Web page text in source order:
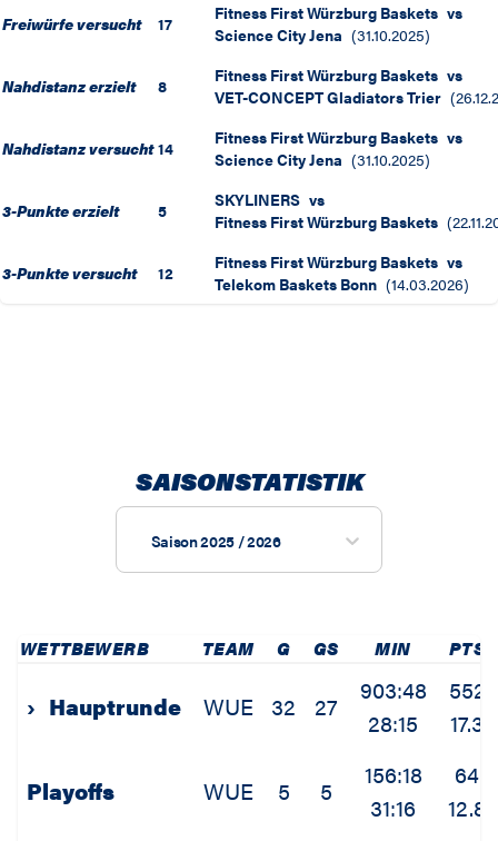
Freiwürfe versucht 17 Fitness First Würzburg Baskets vs
Science City Jena (31.10.2025)
Nahdistanz erzielt 8 Fitness First Würzburg Baskets vs
VET-CONCEPT Gladiators Trier (
Nahdistanz versucht 14 Fitness First Würzburg Baskets vs
Science City Jena (31.10.2025)
3-Punkte erzielt 5 SKYLINERS vs
Fitness First Würzburg Baskets (
3-Punkte versucht 12 Fitness First Würzburg Baskets vs
Telekom Baskets Bonn (14.03.2026)
SAISONSTATISTIK
Saison 2025 / 2026
WETTBEWERB TEAM G GS MIN PTS
› Hauptrunde WUE 32 27
903:48
28:15
552
17.3
Playoffs WUE 5 5
156:18
31:16
64
12.8